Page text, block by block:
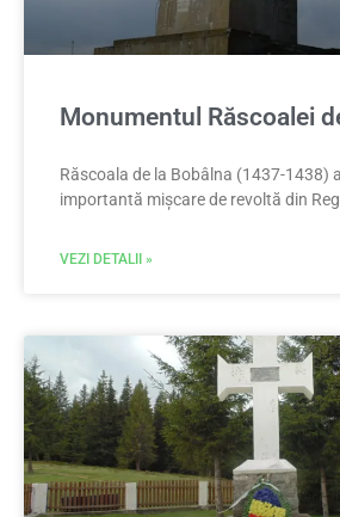
Monumentul Răscoalei
Răscoala de la Bobâlna (1437-1438)
importantă mișcare de revoltă din
VEZI DETALII »